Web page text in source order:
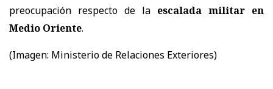
preocupación respecto de la escalada militar en
Medio Oriente.
(Imagen: Ministerio de Relaciones Exteriores)